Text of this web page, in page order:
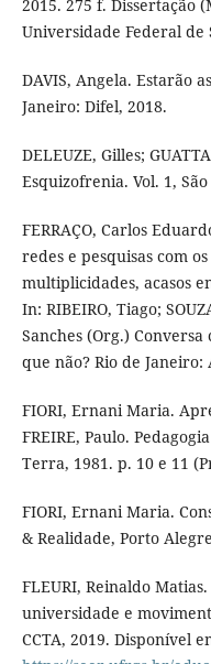
2015. 275 f. Dissertação
Universidade Federal de
DAVIS, Angela. Estarão
Janeiro: Difel, 2018.
DELEUZE, Gilles;
Esquizofrenia. Vol. 1,
FERRAÇO, Carlos
redes e pesquisas com
multiplicidades, acasos
In: RIBEIRO, Tiago;
Sanches (Org.)
que não? Rio de Janeiro:
FIORI, Ernani Maria.
FREIRE, Paulo.
Terra, 1981. p. 10 e 11
FIORI, Ernani Maria.
& Realidade, Porto
FLEURI, Reinaldo
universidade e
CCTA, 2019. Disponível